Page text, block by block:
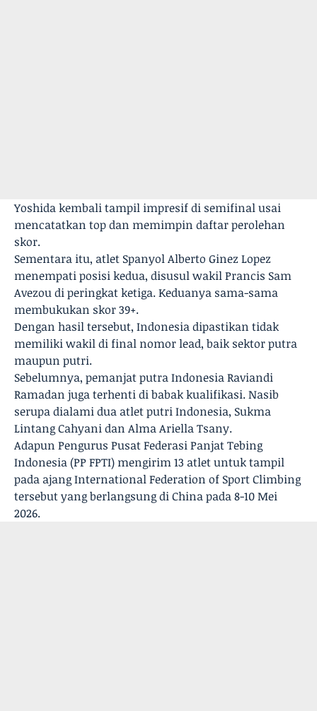
Yoshida kembali tampil impresif di semifinal usai
mencatatkan top dan memimpin daftar perolehan
skor.
Sementara itu, atlet Spanyol Alberto Ginez Lopez
menempati posisi kedua, disusul wakil Prancis Sam
Avezou di peringkat ketiga. Keduanya sama-sama
membukukan skor 39+.
Dengan hasil tersebut, Indonesia dipastikan tidak
memiliki wakil di final nomor lead, baik sektor putra
maupun putri.
Sebelumnya, pemanjat putra Indonesia Raviandi
Ramadan juga terhenti di babak kualifikasi. Nasib
serupa dialami dua atlet putri Indonesia, Sukma
Lintang Cahyani dan Alma Ariella Tsany.
Adapun Pengurus Pusat Federasi Panjat Tebing
Indonesia (PP FPTI) mengirim 13 atlet untuk tampil
pada ajang International Federation of Sport Climbing
tersebut yang berlangsung di China pada 8-10 Mei
2026.